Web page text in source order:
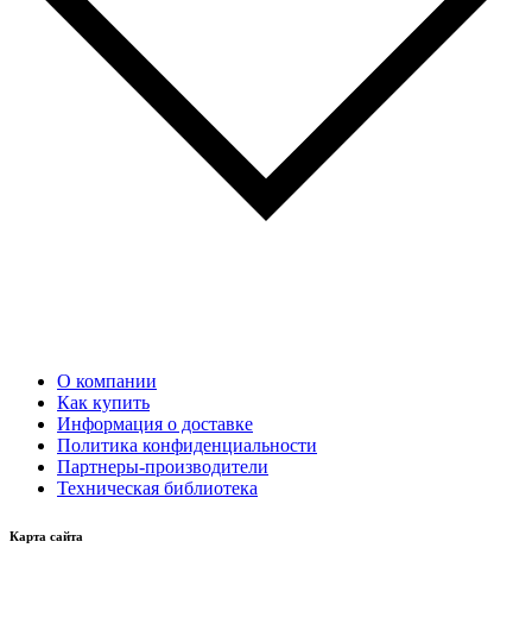
О компании
Как купить
Информация о доставке
Политика конфиденциальности
Партнеры-производители
Техническая библиотека
Карта сайта